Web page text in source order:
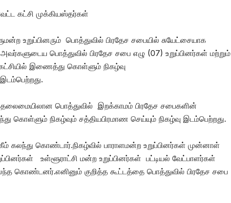
கட்சி முக்கியஸ்தர்கள்
உறுப்பினரும் பொத்துவில் பிரதேச சபையில் சுயேட்சையாக
பொத்துவில் பிரதேச சபை எழு (07) உறுப்பினர்கள் மற்றும்
இணைத்து கொள்ளும் நிகழ்வு
தலைமையிலான பொத்துவில் இறக்காமம் பிரதேச சபைகளின்
கொள்ளும் நிகழ்வும் சத்தியபிரமாண செய்யும் நிகழ்வு இடம்பெற்றது.
கலந்து கொண்டார்.நிகழ்வில் பாராளமன்ற உறுப்பினர்கள் முன்னாள்
உள்ளூராட்சி மன்ற உறுப்பினர்கள் பட்டியல் வேட்பாளர்கள்
கொண்டனர்.எனினும் குறித்த கூட்டத்தை பொத்துவில் பிரதேச சபை